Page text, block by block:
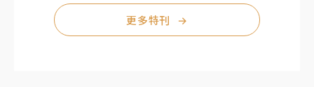
更多特刊 →